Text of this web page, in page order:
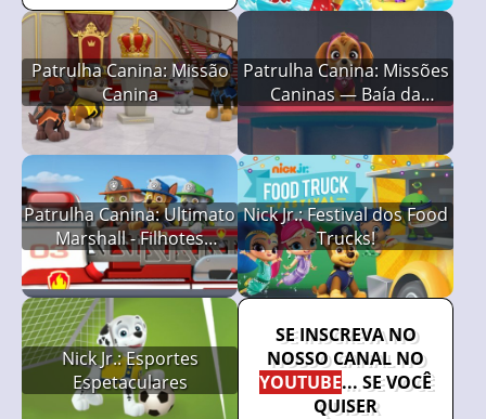
Patrulha Canina: Missão
Canina
Patrulha Canina: Missões
Caninas — Baía da
Aventura
Patrulha Canina: Ultimato
Marshall - Filhotes
Bombeiros
Nick Jr.: Festival dos Food
Trucks!
Nick Jr.: Esportes
Espetaculares
SE INSCREVA NO
NOSSO CANAL NO
YOUTUBE... SE VOCÊ
QUISER